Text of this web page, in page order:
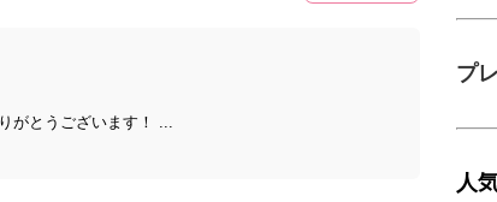
がとうございます！ ...
プ
人